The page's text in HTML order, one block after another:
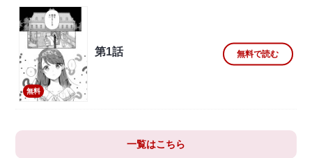
無料
第1話 無料で読む
一覧はこちら